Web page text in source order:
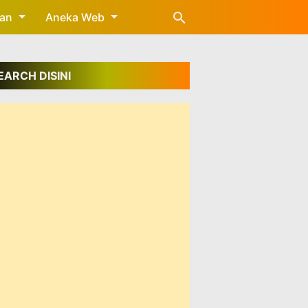
Aneka Web
DISINI